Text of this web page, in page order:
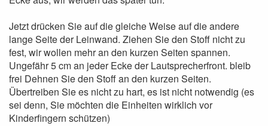
Jetzt drücken Sie auf die gleiche Weise auf die andere
lange Seite der Leinwand. Ziehen Sie den Stoff nicht zu
fest, wir wollen mehr an den kurzen Seiten spannen.
Ungefähr 5 cm an jeder Ecke der Lautsprecherfront. bleib
frei Dehnen Sie den Stoff an den kurzen Seiten.
Übertreiben Sie es nicht zu hart, es ist nicht notwendig (es
sei denn, Sie möchten die Einheiten wirklich vor
Kinderfingern schützen)